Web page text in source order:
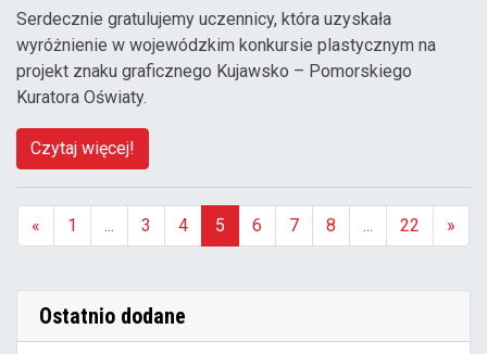
Serdecznie gratulujemy uczennicy, która uzyskała
wyróżnienie w wojewódzkim konkursie plastycznym na
projekt znaku graficznego Kujawsko – Pomorskiego
Kuratora Oświaty.
Czytaj więcej!
« 1 3 4
5
6 7 8 22 »
Ostatnio dodane